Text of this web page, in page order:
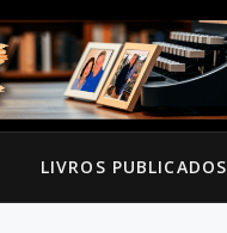
LIVROS PUBLICADOS